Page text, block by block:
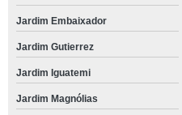
Jardim Embaixador
Jardim Gutierrez
Jardim Iguatemi
Jardim Magnólias